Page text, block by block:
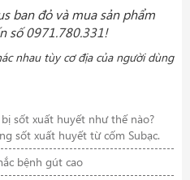
ban đỏ và mua sản phẩm
số0971.780.331!
nhau tùy cơ địa của người dùng
sốt xuất huyết như thế nào?
sốt xuất huyết từ cốm Subạc.
bệnh gút cao